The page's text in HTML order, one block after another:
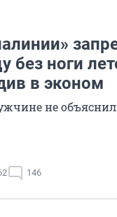
без ноги
в эконом
не
146